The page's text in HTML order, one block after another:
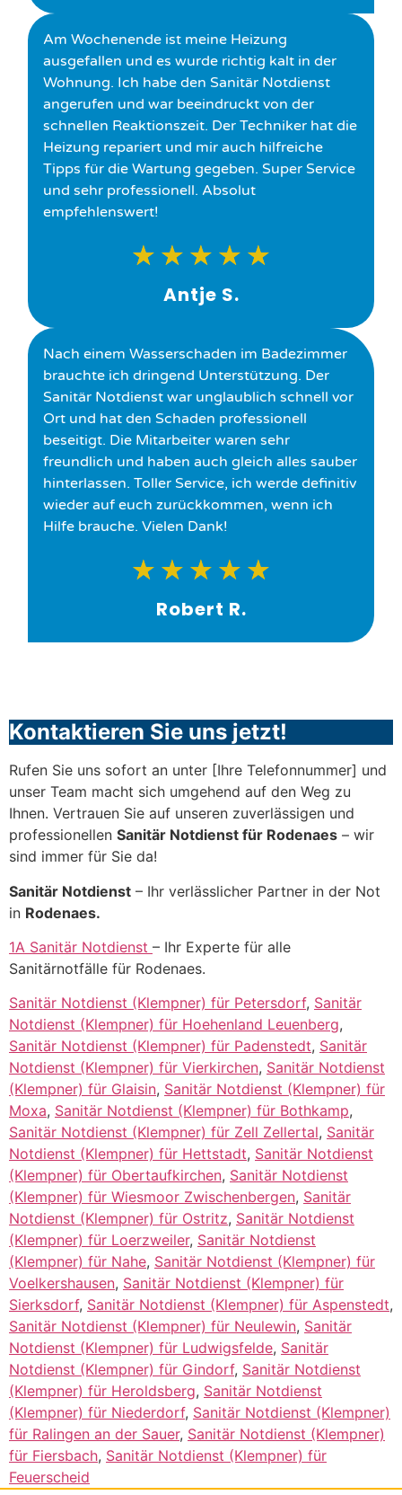
Am Wochenende ist meine Heizung
ausgefallen und es wurde richtig kalt in der
Wohnung. Ich habe den Sanitär Notdienst
angerufen und war beeindruckt von der
schnellen Reaktionszeit. Der Techniker hat die
Heizung repariert und mir auch hilfreiche
Tipps für die Wartung gegeben. Super Service
und sehr professionell. Absolut
empfehlenswert!
★ ★ ★ ★ ★
Antje S.
Nach einem Wasserschaden im Badezimmer
brauchte ich dringend Unterstützung. Der
Sanitär Notdienst war unglaublich schnell vor
Ort und hat den Schaden professionell
beseitigt. Die Mitarbeiter waren sehr
freundlich und haben auch gleich alles sauber
hinterlassen. Toller Service, ich werde definitiv
wieder auf euch zurückkommen, wenn ich
Hilfe brauche. Vielen Dank!
★ ★ ★ ★ ★
Robert R.
Kontaktieren Sie uns jetzt!
Rufen Sie uns sofort an unter [Ihre Telefonnummer] und
unser Team macht sich umgehend auf den Weg zu
Ihnen. Vertrauen Sie auf unseren zuverlässigen und
professionellen Sanitär Notdienst für Rodenaes – wir
sind immer für Sie da!
Sanitär Notdienst – Ihr verlässlicher Partner in der Not
in Rodenaes.
1A Sanitär Notdienst – Ihr Experte für alle
Sanitärnotfälle für Rodenaes.
Sanitär Notdienst (Klempner) für Petersdorf, Sanitär
Notdienst (Klempner) für Hoehenland Leuenberg,
Sanitär Notdienst (Klempner) für Padenstedt, Sanitär
Notdienst (Klempner) für Vierkirchen, Sanitär Notdienst
(Klempner) für Glaisin, Sanitär Notdienst (Klempner) für
Moxa, Sanitär Notdienst (Klempner) für Bothkamp,
Sanitär Notdienst (Klempner) für Zell Zellertal, Sanitär
Notdienst (Klempner) für Hettstadt, Sanitär Notdienst
(Klempner) für Obertaufkirchen, Sanitär Notdienst
(Klempner) für Wiesmoor Zwischenbergen, Sanitär
Notdienst (Klempner) für Ostritz, Sanitär Notdienst
(Klempner) für Loerzweiler, Sanitär Notdienst
(Klempner) für Nahe, Sanitär Notdienst (Klempner) für
Voelkershausen, Sanitär Notdienst (Klempner) für
Sierksdorf, Sanitär Notdienst (Klempner) für Aspenstedt,
Sanitär Notdienst (Klempner) für Neulewin, Sanitär
Notdienst (Klempner) für Ludwigsfelde, Sanitär
Notdienst (Klempner) für Gindorf, Sanitär Notdienst
(Klempner) für Heroldsberg, Sanitär Notdienst
(Klempner) für Niederdorf, Sanitär Notdienst (Klempner)
für Ralingen an der Sauer, Sanitär Notdienst (Klempner)
für Fiersbach, Sanitär Notdienst (Klempner) für
Feuerscheid